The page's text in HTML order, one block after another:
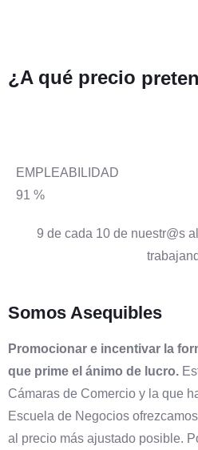
¿A qué precio
EMPLEABILIDAD
91 %
9 de cada 10 de nuestr@s
Somos Asequibles
Promocionar e incentivar la
que prime el ánimo de lucro.
Cámaras de Comercio y la que
Escuela de Negocios
al precio más ajustado posible.